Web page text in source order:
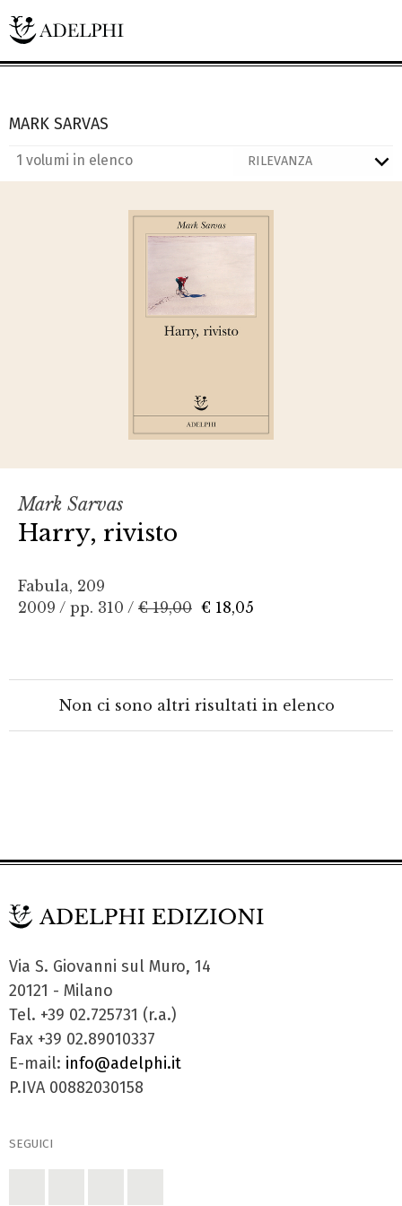
MARK SARVAS
1 volumi in elenco
Mark Sarvas
Harry, rivisto
Fabula, 209
2009 / pp. 310 / € 19,00 € 18,05
Non ci sono altri risultati in elenco
Via S. Giovanni sul Muro, 14
20121 - Milano
Tel. +39 02.725731 (r.a.)
Fax +39 02.89010337
E-mail: info@adelphi.it
P.IVA 00882030158
SEGUICI